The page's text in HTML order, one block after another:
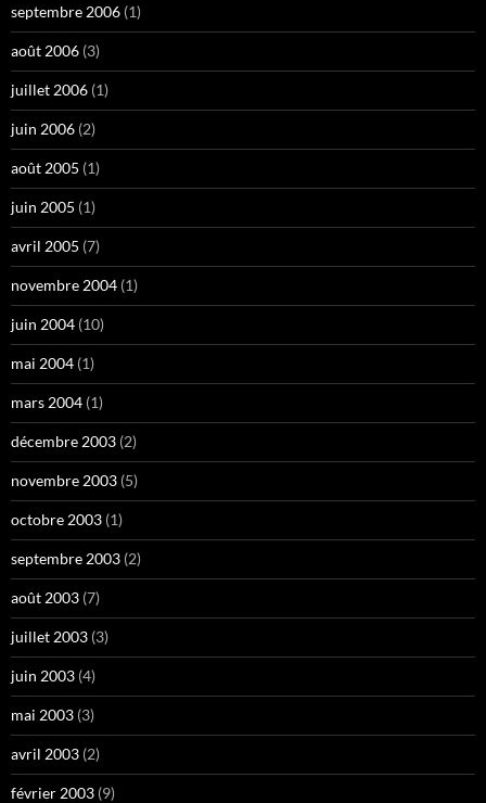
septembre 2006 (1)
août 2006 (3)
juillet 2006 (1)
juin 2006 (2)
août 2005 (1)
juin 2005 (1)
avril 2005 (7)
novembre 2004 (1)
juin 2004 (10)
mai 2004 (1)
mars 2004 (1)
décembre 2003 (2)
novembre 2003 (5)
octobre 2003 (1)
septembre 2003 (2)
août 2003 (7)
juillet 2003 (3)
juin 2003 (4)
mai 2003 (3)
avril 2003 (2)
février 2003 (9)